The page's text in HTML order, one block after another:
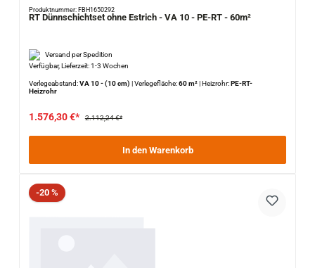
Produktnummer: FBH1650292
RT Dünnschichtset ohne Estrich - VA 10 - PE-RT - 60m²
Versand per Spedition
Verfügbar, Lieferzeit: 1-3 Wochen
Verlegeabstand:
VA 10 - (10 cm) |Verlegefläche:60 m²|Heizrohr:PE-RT-
Heizrohr
1.576,30 €* 2.112,24 €*
In den Warenkorb
Rabatt
-20 %